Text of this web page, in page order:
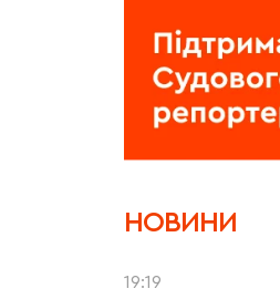
НОВИНИ
19:19